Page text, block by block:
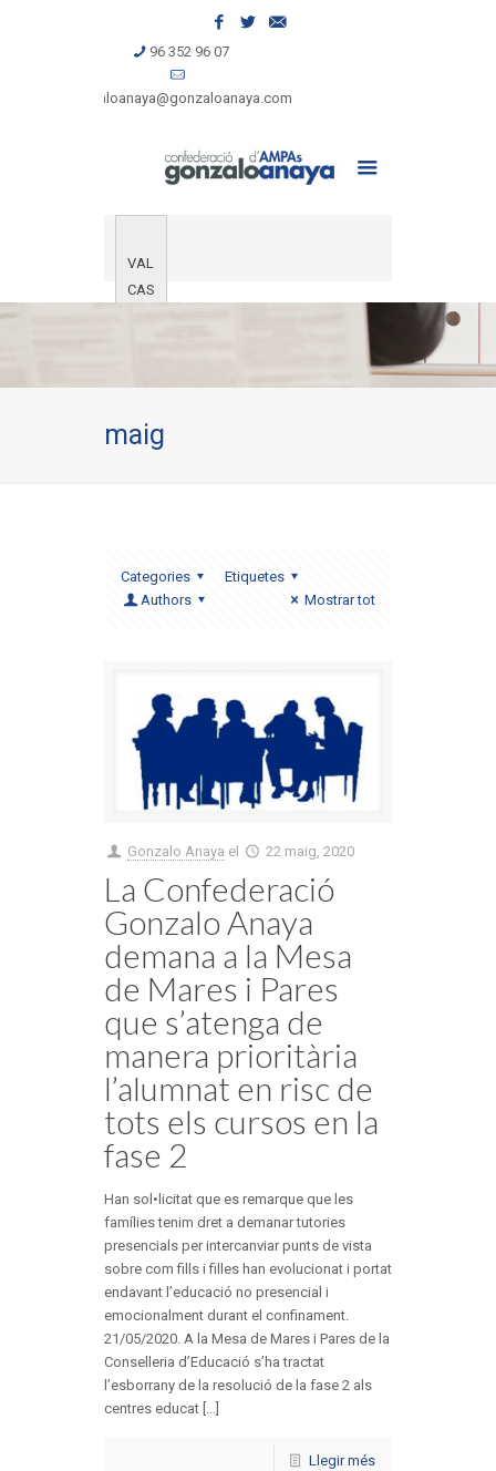
96 352 96 07
gonzaloanaya@gonzaloanaya.com
VAL
CAS
maig
Categories
Etiquetes
Authors
Mostrar tot
Gonzalo Anaya el 22 maig, 2020
La Confederació
Gonzalo Anaya
demana a la Mesa
de Mares i Pares
que s’atenga de
manera prioritària
l’alumnat en risc de
tots els cursos en la
fase 2
Han sol•licitat que es remarque que les
famílies tenim dret a demanar tutories
presencials per intercanviar punts de vista
sobre com fills i filles han evolucionat i portat
endavant l’educació no presencial i
emocionalment durant el confinament.
21/05/2020. A la Mesa de Mares i Pares de la
Conselleria d’Educació s’ha tractat
l’esborrany de la resolució de la fase 2 als
centres educat [...]
Llegir més